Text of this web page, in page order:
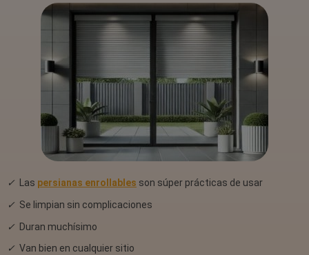
✓ Las persianas enrollables son súper prácticas de usar
✓ Se limpian sin complicaciones
✓ Duran muchísimo
✓ Van bien en cualquier sitio